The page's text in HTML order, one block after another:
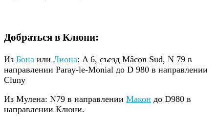
Добраться в Клюни:
Из Бона или Лиона: A 6, съезд Mâcon Sud, N 79 в
направлении Paray-le-Monial до D 980 в направлении
Cluny
Из Мулена: N79 в направлении Макон до D980 в
направлении Клюни.